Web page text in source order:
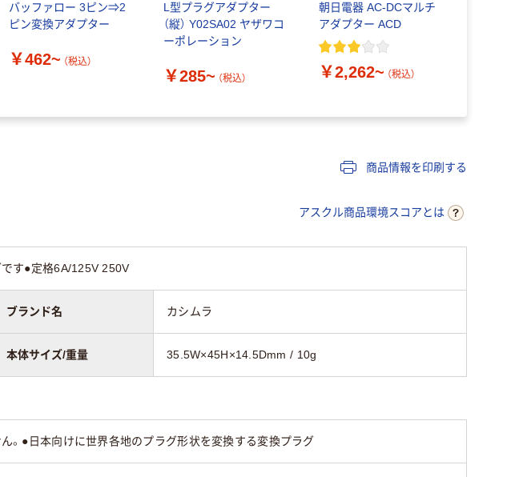
バッファロー 3ピン⇒2
ピン変換アダプター
￥462~ （税込）
L型プラグアダプター
（縦） Y02SA02 ヤザワコ
ーポレーション
￥285~ （税込）
朝日電器 AC-DCマルチ
アダプター ACD
￥2,262~ （税込）
商品情報を印刷する
アスクル商品環境スコアとは
す●定格6A/125V 250V
ブランド名 カシムラ
本体サイズ/重量 35.5W×45H×14.5Dmm / 10g
。●日本向けに世界各地のプラグ形状を変換する変換プラグ